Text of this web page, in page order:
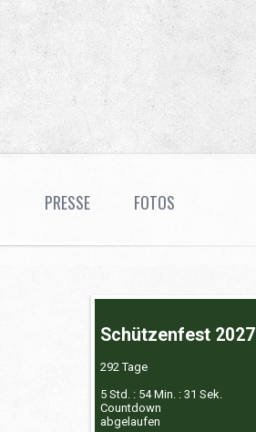
PRESSE FOTOS
Schützenfest 2027
292 Tage
5 Std. : 54 Min. : 30 Sek.
Countdown
abgelaufen